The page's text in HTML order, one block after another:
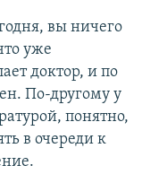
вы ничего
уже
доктор, и по
По-другому у
понятно,
в очереди к